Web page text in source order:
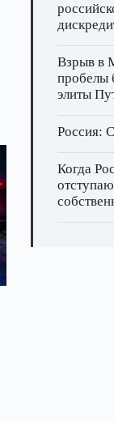
Взрыв в
пробелы
элиты
Россия:
Когда